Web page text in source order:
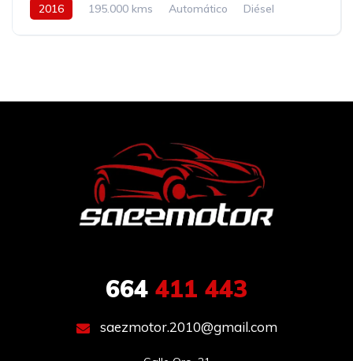
2016 195.000 kms Automático Diésel
664 411 443
saezmotor.2010@gmail.com